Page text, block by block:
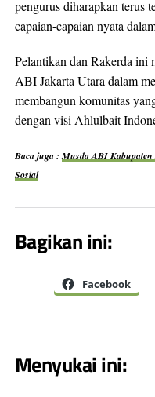
pengurus diharapkan terus
capaian-capaian nyata
Pelantikan dan Rakerda ini
ABI Jakarta Utara dalam
membangun komunitas
dengan visi Ahlulbait
Baca juga :Musda ABI
Sosial
Bagikan ini:
Facebook
Menyukai ini: